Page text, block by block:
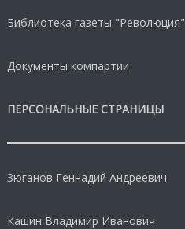
Библиотека газеты "Революция"
Документы компартии
ПЕРСОНАЛЬНЫЕ СТРАНИЦЫ
Зюганов Геннадий Андреевич
Кашин Владимир Иванович